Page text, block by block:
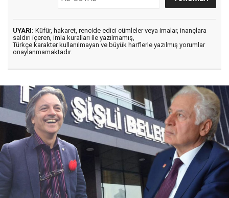
UYARI: Küfür, hakaret, rencide edici cümleler veya imalar, inançlara
saldırı içeren, imla kuralları ile yazılmamış,
Türkçe karakter kullanılmayan ve büyük harflerle yazılmış yorumlar
onaylanmamaktadır.